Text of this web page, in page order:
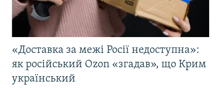
«Доставка за межі Росії недоступна»:
як російський Ozon «згадав», що Крим
український